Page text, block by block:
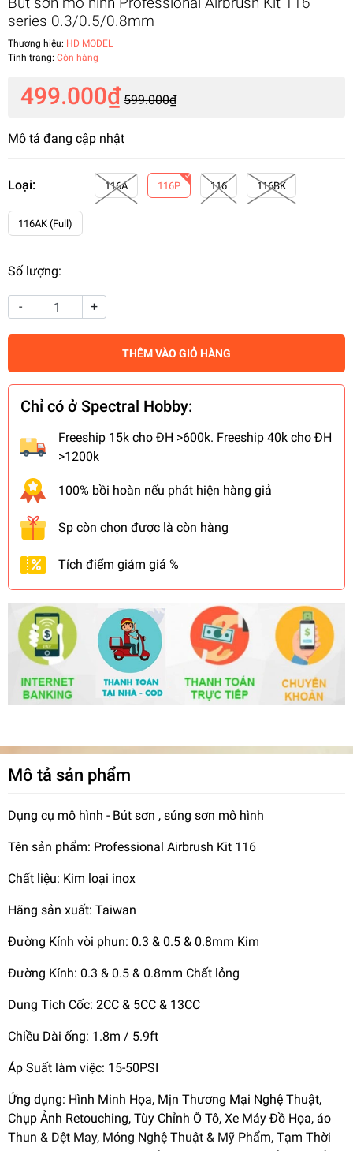
series 0.3/0.5/0.8mm
Thương hiệu: HD MODEL
Tình trạng: Còn hàng
499.000₫ 599.000₫
Mô tả đang cập nhật
Loại: 116A 116P 116 116BK
116AK (Full)
Số lượng:
- +
THÊM VÀO GIỎ HÀNG
Chỉ có ở Spectral Hobby:
Freeship 15k cho ĐH >600k. Freeship 40k cho ĐH
>1200k
100% bồi hoàn nếu phát hiện hàng giả
Sp còn chọn được là còn hàng
Tích điểm giảm giá %
Mô tả sản phẩm
Dụng cụ mô hình - Bút sơn , súng sơn mô hình
Tên sản phẩm: Professional Airbrush Kit 116
Chất liệu: Kim loại inox
Hãng sản xuất: Taiwan
Đường Kính vòi phun: 0.3 & 0.5 & 0.8mm Kim
Đường Kính: 0.3 & 0.5 & 0.8mm Chất lỏng
Dung Tích Cốc: 2CC & 5CC & 13CC
Chiều Dài ống: 1.8m / 5.9ft
Áp Suất làm việc: 15-50PSI
Ứng dụng: Hình Minh Họa, Mịn Thương Mại Nghệ Thuật,
Chụp Ảnh Retouching, Tùy Chỉnh Ô Tô, Xe Máy Đồ Họa, áo
Thun & Dệt May, Móng Nghệ Thuật & Mỹ Phẩm, Tạm Thời